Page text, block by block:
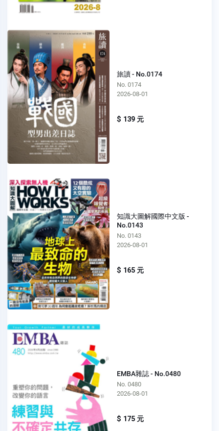
旅讀 - No.0174
No. 0174
2026-08-01
$ 139 元
知識大圖解國際中文版 -
No.0143
No. 0143
2026-08-01
$ 165 元
EMBA雜誌 - No.0480
No. 0480
2026-08-01
$ 175 元